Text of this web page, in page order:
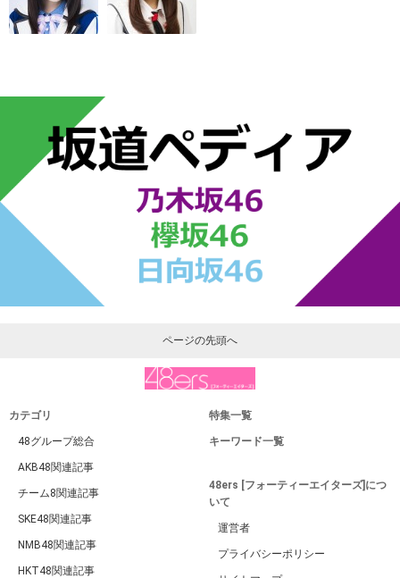
ページの先頭へ
カテゴリ
48グループ総合
AKB48関連記事
チーム8関連記事
SKE48関連記事
NMB48関連記事
HKT48関連記事
特集一覧
キーワード一覧
48ers [フォーティーエイターズ]につ
いて
運営者
プライバシーポリシー